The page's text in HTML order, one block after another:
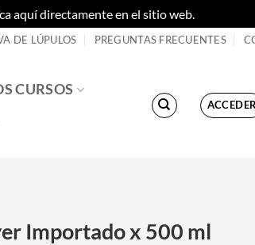
aquí directamente en el sitio web.
DE LÚPULOS PREGUNTAS FRECUENTES
CURSOS
ACCEDER
Importado x 500 ml